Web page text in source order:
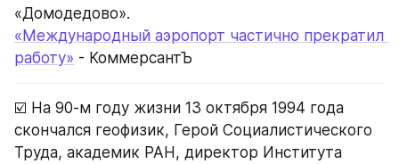
«Домодедово».
«Международный аэропорт частично прекратил
работу» - КоммерсантЪ
☑️ На 90-м году жизни 13 октября 1994 года
скончался геофизик, Герой Социалистического
Труда, академик РАН, директор Института